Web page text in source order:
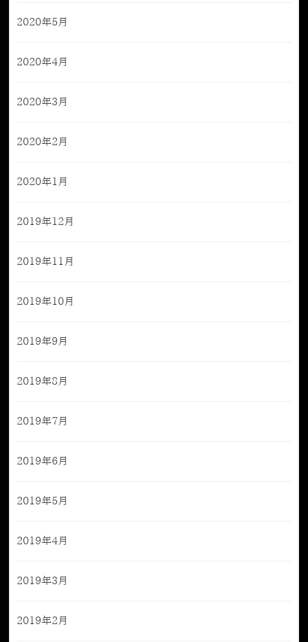
2020年5月
2020年4月
2020年3月
2020年2月
2020年1月
2019年12月
2019年11月
2019年10月
2019年9月
2019年8月
2019年7月
2019年6月
2019年5月
2019年4月
2019年3月
2019年2月